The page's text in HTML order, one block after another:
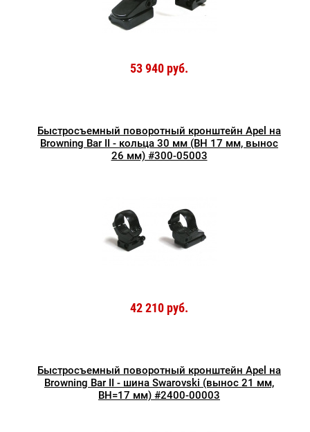
53 940 руб.
Быстросъемный поворотный кронштейн Apel на
Browning Bar II - кольца 30 мм (BH 17 мм, вынос
26 мм) #300-05003
42 210 руб.
Быстросъемный поворотный кронштейн Apel на
Browning Bar II - шина Swarovski (вынос 21 мм,
BH=17 мм) #2400-00003